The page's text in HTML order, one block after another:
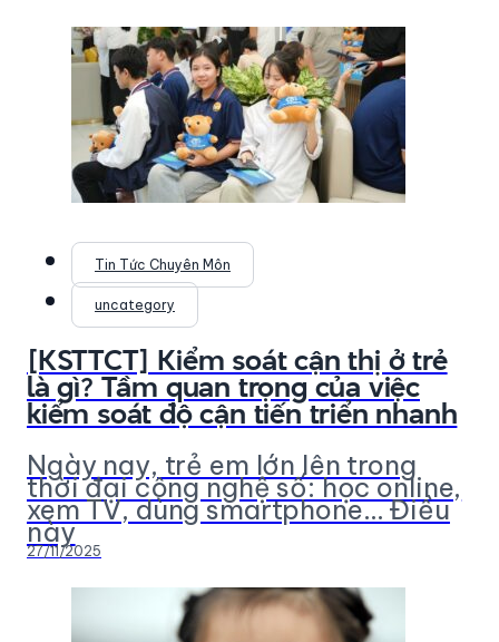
Tin Tức Chuyên Môn
uncategory
[KSTTCT] Kiểm soát cận thị ở trẻ
là gì? Tầm quan trọng của việc
kiểm soát độ cận tiến triển nhanh
Ngày nay, trẻ em lớn lên trong
thời đại công nghệ số: học online,
xem TV, dùng smartphone… Điều
này
27/11/2025